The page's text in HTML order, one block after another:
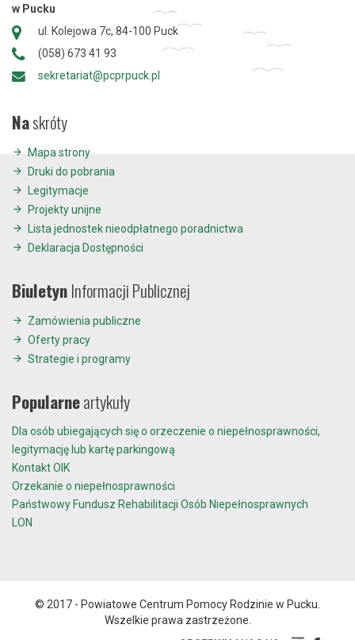
w Pucku
ul. Kolejowa 7c, 84-100 Puck
(058) 673 41 93
sekretariat@pcprpuck.pl
Naskróty
Mapa strony
Druki do pobrania
Legitymacje
Projekty unijne
Lista jednostek nieodpłatnego poradnictwa
Deklaracja Dostępności
BiuletynInformacji Publicznej
Zamówienia publiczne
Oferty pracy
Strategie i programy
Popularneartykuły
Dla osób ubiegających się o orzeczenie o niepełnosprawności,
legitymację lub kartę parkingową
Kontakt OIK
Orzekanie o niepełnosprawności
Państwowy Fundusz Rehabilitacji Osób Niepełnosprawnych
LON
© 2017 - Powiatowe Centrum Pomocy Rodzinie w Pucku.
Wszelkie prawa zastrzeżone.